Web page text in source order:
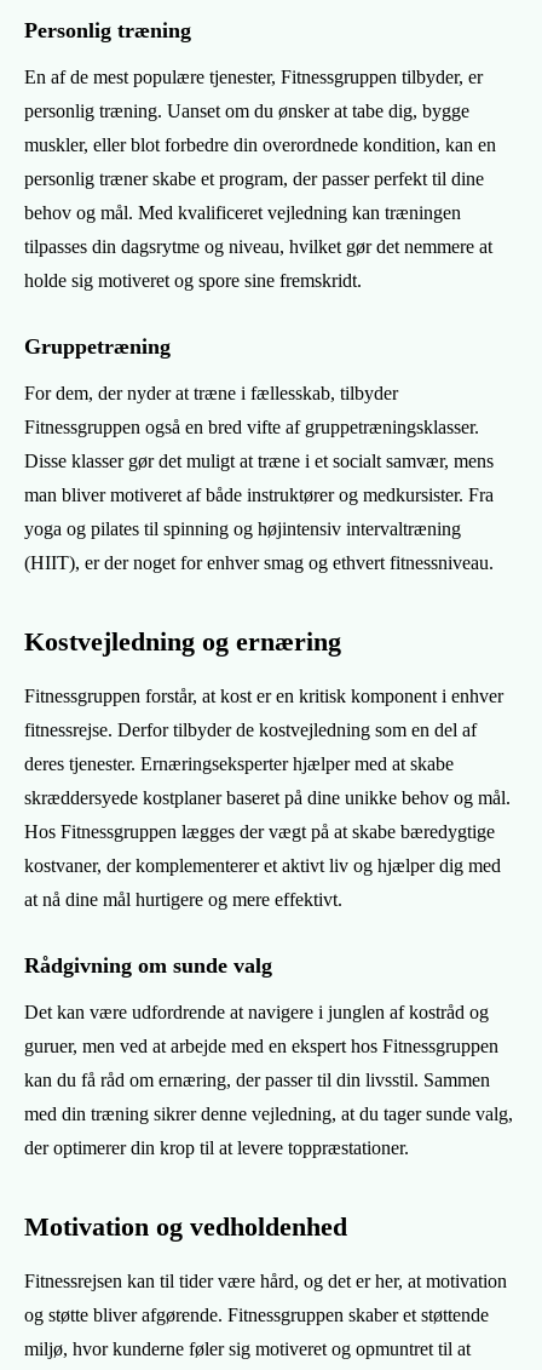
Personlig træning
En af de mest populære tjenester, Fitnessgruppen tilbyder, er
personlig træning. Uanset om du ønsker at tabe dig, bygge
muskler, eller blot forbedre din overordnede kondition, kan en
personlig træner skabe et program, der passer perfekt til dine
behov og mål. Med kvalificeret vejledning kan træningen
tilpasses din dagsrytme og niveau, hvilket gør det nemmere at
holde sig motiveret og spore sine fremskridt.
Gruppetræning
For dem, der nyder at træne i fællesskab, tilbyder
Fitnessgruppen også en bred vifte af gruppetræningsklasser.
Disse klasser gør det muligt at træne i et socialt samvær, mens
man bliver motiveret af både instruktører og medkursister. Fra
yoga og pilates til spinning og højintensiv intervaltræning
(HIIT), er der noget for enhver smag og ethvert fitnessniveau.
Kostvejledning og ernæring
Fitnessgruppen forstår, at kost er en kritisk komponent i enhver
fitnessrejse. Derfor tilbyder de kostvejledning som en del af
deres tjenester. Ernæringseksperter hjælper med at skabe
skræddersyede kostplaner baseret på dine unikke behov og mål.
Hos Fitnessgruppen lægges der vægt på at skabe bæredygtige
kostvaner, der komplementerer et aktivt liv og hjælper dig med
at nå dine mål hurtigere og mere effektivt.
Rådgivning om sunde valg
Det kan være udfordrende at navigere i junglen af kostråd og
guruer, men ved at arbejde med en ekspert hos Fitnessgruppen
kan du få råd om ernæring, der passer til din livsstil. Sammen
med din træning sikrer denne vejledning, at du tager sunde valg,
der optimerer din krop til at levere toppræstationer.
Motivation og vedholdenhed
Fitnessrejsen kan til tider være hård, og det er her, at motivation
og støtte bliver afgørende. Fitnessgruppen skaber et støttende
miljø, hvor kunderne føler sig motiveret og opmuntret til at